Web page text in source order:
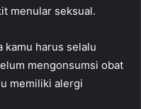
menular seksual.
kamu harus selalu
mengonsumsi obat
memiliki alergi